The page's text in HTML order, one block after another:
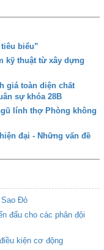
biểu”
kỹ thuật từ xây dựng
giá toàn diện chất
sự khóa 28B
lính thợ Phòng không
đại - Những vấn đề
Sao Đỏ
đấu cho các phân đội
kiện cơ động